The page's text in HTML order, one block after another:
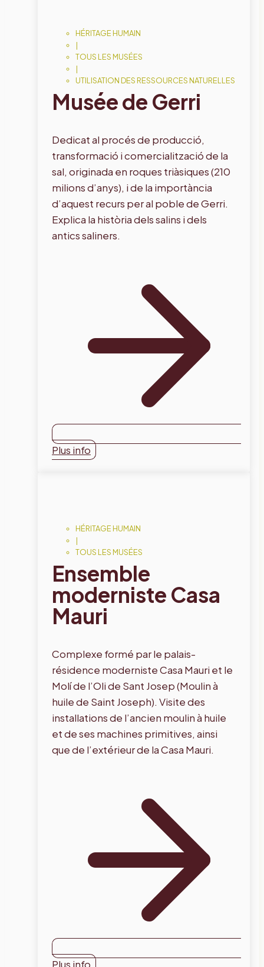
HÉRITAGE HUMAIN
|
TOUS LES MUSÉES
|
UTILISATION DES RESSOURCES NATURELLES
Musée de Gerri
Dedicat al procés de producció,
transformació i comercialització de la
sal, originada en roques triàsiques (210
milions d’anys), i de la importància
d’aquest recurs per al poble de Gerri.
Explica la història dels salins i dels
antics saliners.
Plus info
HÉRITAGE HUMAIN
|
TOUS LES MUSÉES
Ensemble
moderniste Casa
Mauri
Complexe formé par le palais-
résidence moderniste Casa Mauri et le
Molí de l’Oli de Sant Josep (Moulin à
huile de Saint Joseph). Visite des
installations de l’ancien moulin à huile
et de ses machines primitives, ainsi
que de l’extérieur de la Casa Mauri.
Plus info